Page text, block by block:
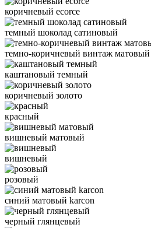
коричневый ecorce
темный шоколад сатиновый
темно-коричневый винтаж матовый
каштановый темный
коричневый золото
красный
вишневый матовый
вишневый
розовый
синий матовый karcon
черный глянцевый